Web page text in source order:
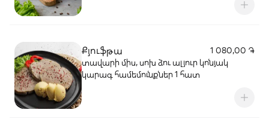
Քյուֆթա
1 080,00 ֏
տավարի միս, սոխ ձու ալյուր կոնյակ
կարագ համեմունքներ 1 հատ